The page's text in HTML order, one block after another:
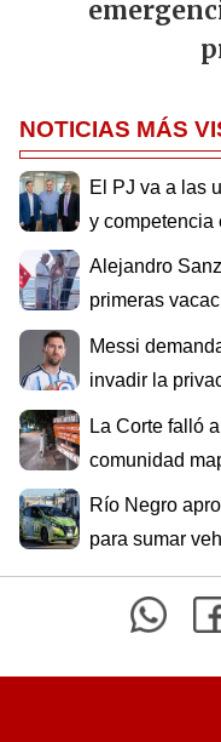
NOTICIAS MÁS
El PJ va a las
y competencia
Alejandro
primeras
Messi
invadir la
La Corte falló
comunidad
Río Negro
para sumar